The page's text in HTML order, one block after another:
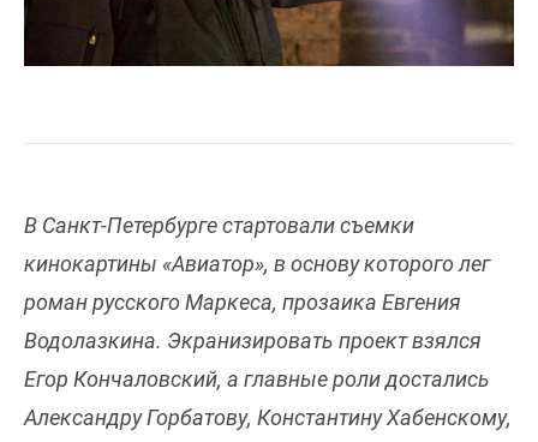
В Санкт-Петербурге стартовали съемки
кинокартины «Авиатор», в основу которого лег
роман русского Маркеса, прозаика Евгения
Водолазкина. Экранизировать проект взялся
Егор Кончаловский, а главные роли достались
Александру Горбатову, Константину Хабенскому,